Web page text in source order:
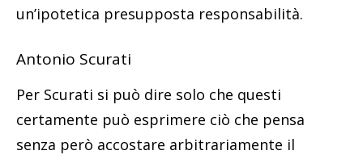
un’ipotetica presupposta responsabilità.
Antonio Scurati
Per Scurati si può dire solo che questi
certamente può esprimere ciò che pensa
senza però accostare arbitrariamente il